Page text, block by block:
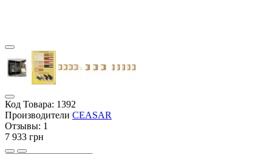
Код Товара: 1392
Производители CEASAR
Отзывы: 1
7 933 грн